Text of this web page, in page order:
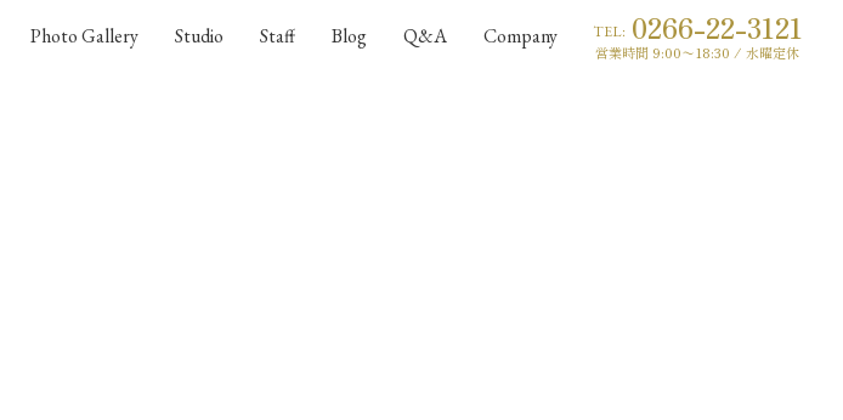
Photo Gallery Studio Staff Blog Q&A Company TEL: 0266-22-3121
営業時間 9:00〜18:30 / 水曜定休